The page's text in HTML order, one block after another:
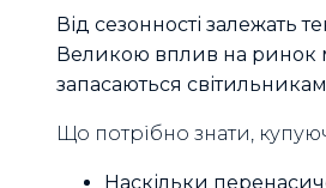
Від сезонності залежать
Великою вплив на ринок
запасаються
Що потрібно знати,
Наскільки